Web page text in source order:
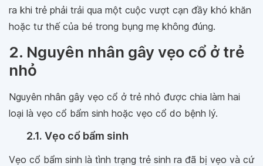
ra khi trẻ phải trải qua một cuộc vượt cạn đầy khó khăn
hoặc tư thế của bé trong bụng mẹ không đúng.
2. Nguyên nhân gây vẹo cổ ở trẻ
nhỏ
Nguyên nhân gây vẹo cổ ở trẻ nhỏ được chia làm hai
loại là vẹo cổ bẩm sinh hoặc vẹo cổ do bệnh lý.
2.1. Vẹo cổ bẩm sinh
Vẹo cổ bẩm sinh là tình trạng trẻ sinh ra đã bị vẹo và cứ